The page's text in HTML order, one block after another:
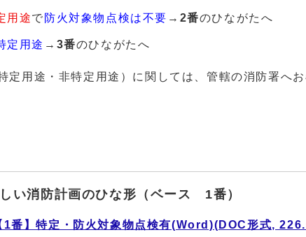
用途で 防火対象物点検は不要 → 2番のひながたへ
定用途 → 3番のひながたへ
定用途・非特定用途）に関しては、管轄の消防署へお
い消防計画のひな形（ベース 1番）
1番】特定・防火対象物点検有(Word)(DOC形式,